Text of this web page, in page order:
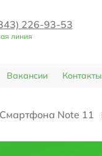
226-93-53
линия
Вакансии Контакты
Note 11